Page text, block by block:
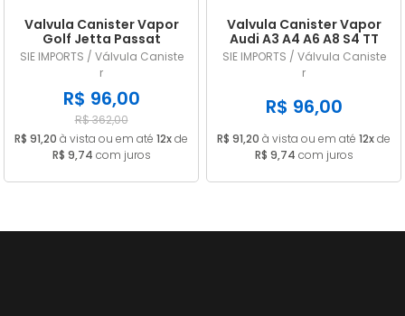
Valvula Canister Vapor
Golf Jetta Passat
Cayenne 1C0906517A
SIE IMPORTS / Válvula Caniste
r
R$ 96,00
R$ 362,00
R$ 91,20 à vista ou em até 12xde
R$ 9,74 com juros
Valvula Canister Vapor
Audi A3 A4 A6 A8 S4 TT
1C0906517A
SIE IMPORTS / Válvula Caniste
r
R$ 96,00
R$ 91,20 à vista ou em até 12xde
R$ 9,74 com juros